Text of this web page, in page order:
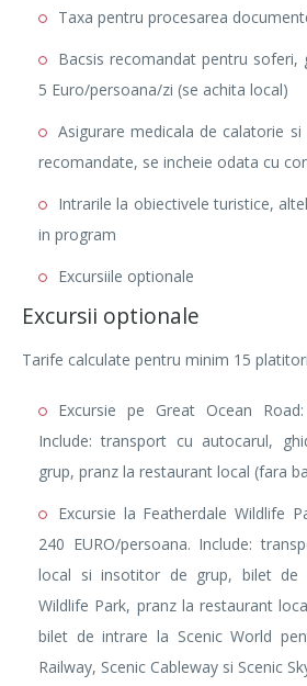
Taxa pentru procesarea
Bacsis recomandat pentru soferi,
5 Euro/persoana/zi (se achita local)
Asigurare medicala de calatorie
recomandate, se incheie odata cu
Intrarile la obiectivele turistice,
in program
Excursiile optionale
Excursii optionale
Tarife calculate pentru minim 15
Excursie pe Great Ocean
Include: transport cu autocarul,
grup, pranz la restaurant local (fara
Excursie la Featherdale Wildlife
240 EURO/persoana. Include:
local si insotitor de grup, bilet de
Wildlife Park, pranz la restaurant
bilet de intrare la Scenic World
Railway, Scenic Cableway si Scenic